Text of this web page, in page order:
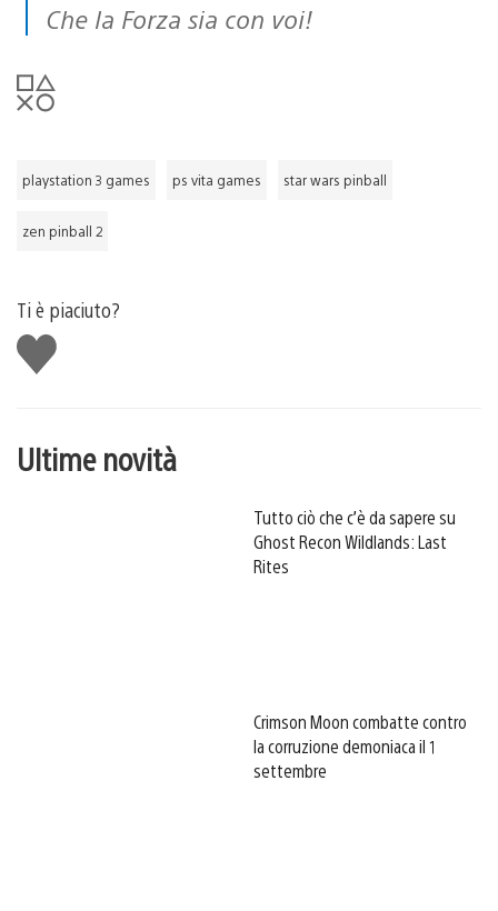
Che la Forza sia con voi!
playstation 3 games ps vita games star wars pinball
zen pinball 2
Ti è piaciuto?
Mi
piace
Ultime novità
Tutto ciò che c’è da sapere su
Ghost Recon Wildlands: Last
Rites
Crimson Moon combatte contro
la corruzione demoniaca il 1
settembre